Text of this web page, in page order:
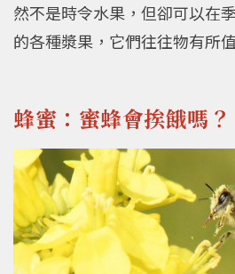
然不是時令水果，但卻可以在
的各種漿果，它們往往物有所
蜂蜜：蜜蜂會挨餓嗎？